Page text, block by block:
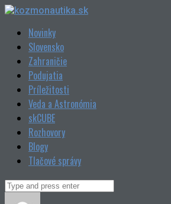
Skip
contentNovinky
Slovensko
Zahraničie
Podujatia
Príležitosti
Veda a Astronómia
skCUBE
Rozhovory
Blogy
Tlačové správy
Search